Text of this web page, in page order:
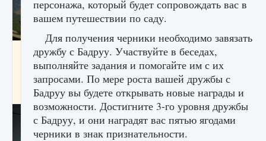
Как исправить ошибку Palworld EPalworld
«Идет сохранение мира — Невозможно
начать сохранение данных мира»
9 августа 2024 2 711 0 0
персонажа, который будет сопровождать вас в
вашем путешествии по саду.
Для получения черники необходимо завязать
дружбу с Бадруу. Участвуйте в беседах,
выполняйте задания и помогайте им с их
запросами. По мере роста вашей дружбы с
Бадруу вы будете открывать новые награды и
возможности. Достигните 3-го уровня дружбы
с Бадруу, и они наградят вас пятью ягодами
черники в знак признательности.